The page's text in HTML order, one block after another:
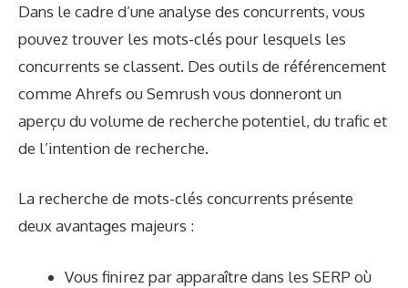
Dans le cadre d’une analyse des concurrents, vous
pouvez trouver les mots-clés pour lesquels les
concurrents se classent. Des outils de référencement
comme Ahrefs ou Semrush vous donneront un
aperçu du volume de recherche potentiel, du trafic et
de l’intention de recherche.
La recherche de mots-clés concurrents présente
deux avantages majeurs :
Vous finirez par apparaître dans les SERP où